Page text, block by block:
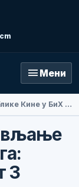
menu Мени
Амбасадорка Народне Републике Кине у БиХ Ли Фан посјетила Добој
3